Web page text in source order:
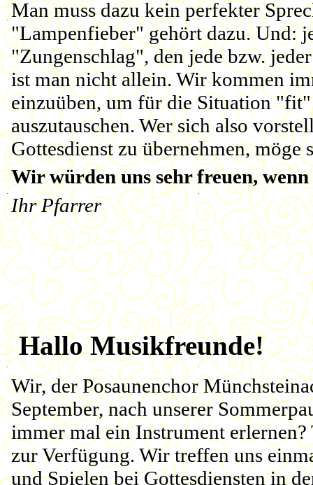
Man muss dazu kein perfekter
"Lampenfieber" gehört dazu. Und:
"Zungenschlag", den jede bzw.
ist man nicht allein. Wir kommen
einzuüben, um für die Situation
auszutauschen. Wer sich also
Gottesdienst zu übernehmen,
Wir würden uns sehr freuen,
Ihr Pfarrer
Hallo Musikfreunde!
Wir, der Posaunenchor
September, nach unserer
immer mal ein Instrument erlernen?
zur Verfügung. Wir treffen uns
und Spielen bei Gottesdiensten in